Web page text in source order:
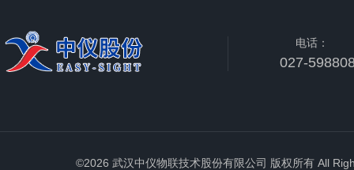
电话：
027-
©2026 武汉中仪物联技术股份有限公司 版权所有 All